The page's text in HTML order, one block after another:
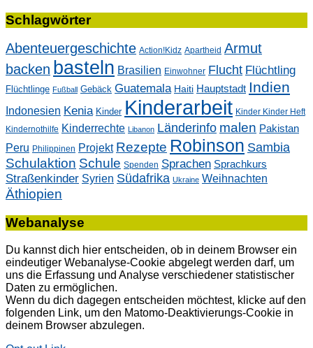
Schlagwörter
Abenteuergeschichte Action!Kidz Apartheid Armut
backen basteln Brasilien Einwohner Flucht Flüchtling
Flüchtlinge Fußball Gebäck Guatemala Haiti Hauptstadt Indien
Indonesien Kenia Kinder Kinderarbeit Kinder Kinder Heft
Kindernothilfe Kinderrechte Libanon Länderinfo malen Pakistan
Peru Philippinen Projekt Rezepte Robinson Sambia
Schulaktion Schule Spenden Sprachen Sprachkurs
Straßenkinder Syrien Südafrika Ukraine Weihnachten
Äthiopien
Webanalyse
Du kannst dich hier entscheiden, ob in deinem Browser ein
eindeutiger Webanalyse-Cookie abgelegt werden darf, um
uns die Erfassung und Analyse verschiedener statistischer
Daten zu ermöglichen.
Wenn du dich dagegen entscheiden möchtest, klicke auf den
folgenden Link, um den Matomo-Deaktivierungs-Cookie in
deinem Browser abzulegen.